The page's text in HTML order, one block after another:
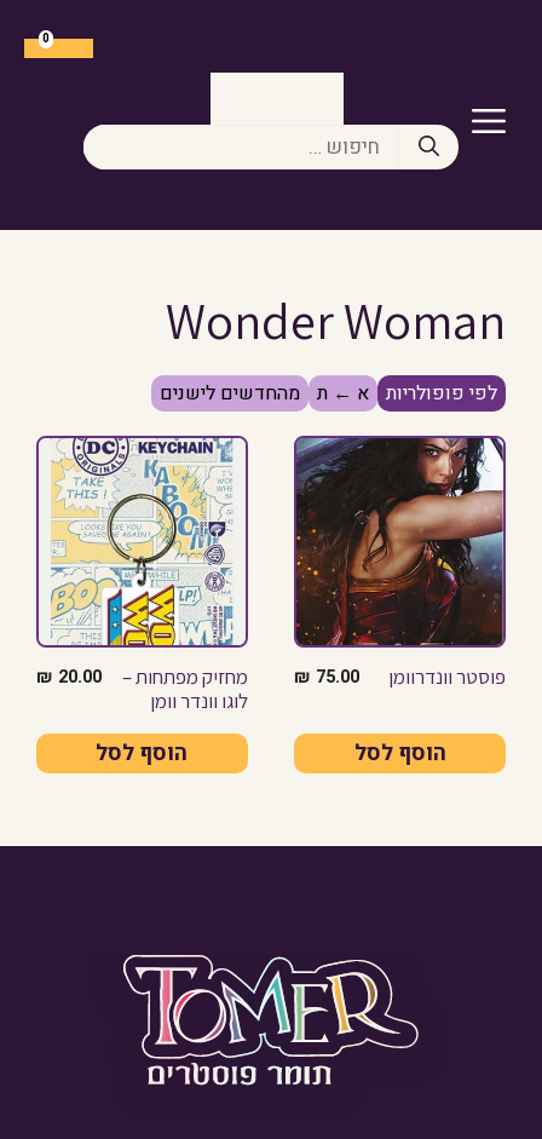
חיפוש:
0
תפריט
Wonder Woman
לפי פופולריות א ← ת מהחדשים לישנים
פוסטר וונדרוומן 75.00
₪
הוסף לסל
מחזיק מפתחות –
לוגו וונדר וומן
20.00
₪
הוסף לסל